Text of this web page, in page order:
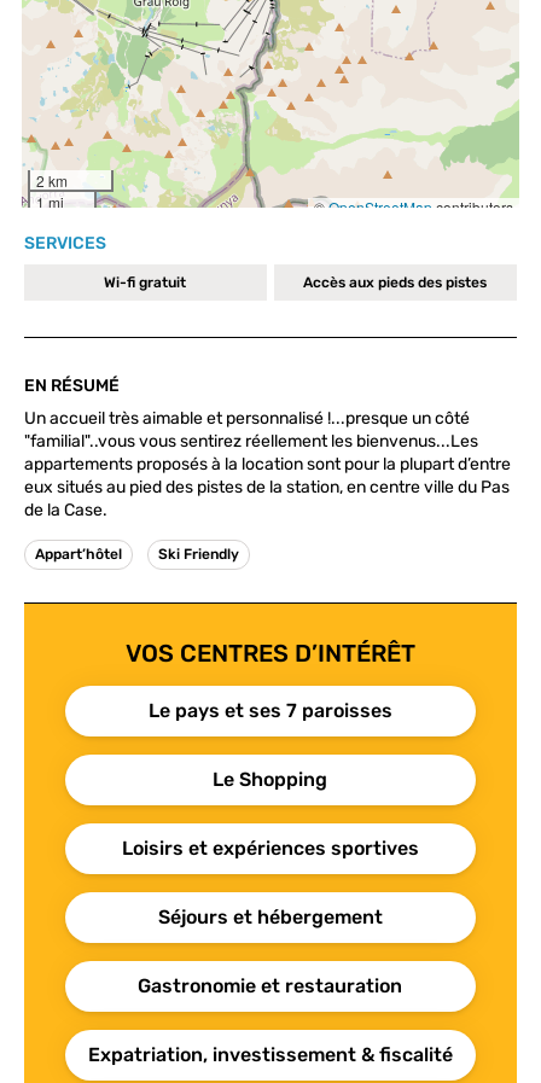
SERVICES
Wi-fi gratuit Accès aux pieds des pistes
EN RÉSUMÉ
Un accueil très aimable et personnalisé !...presque un côté
"familial"..vous vous sentirez réellement les bienvenus...Les
appartements proposés à la location sont pour la plupart d’entre
eux situés au pied des pistes de la station, en centre ville du Pas
de la Case.
Appart’hôtel Ski Friendly
VOS CENTRES D’INTÉRÊT
Le pays et ses 7 paroisses
Le Shopping
Loisirs et expériences sportives
Séjours et hébergement
Gastronomie et restauration
Expatriation, investissement & fiscalité